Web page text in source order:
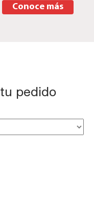
Conoce más
tu pedido